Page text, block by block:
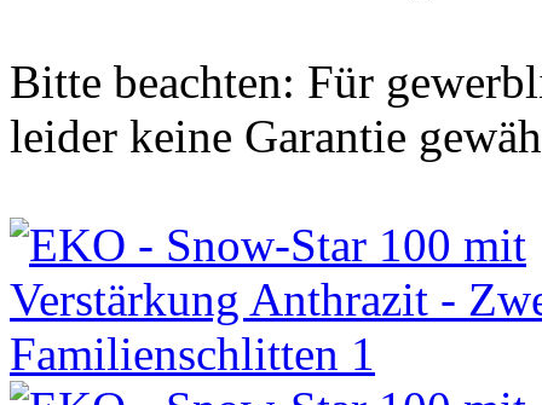
Bitte beachten: Für
leider keine Garantie